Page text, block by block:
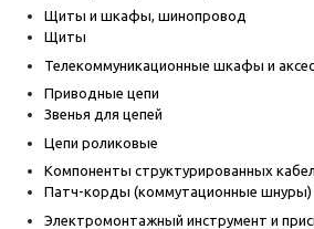
Щиты и шкафы, шинопровод
Щиты
Телекоммуникационные шкафы и
Приводные цепи
Звенья для цепей
Цепи роликовые
Компоненты структурированных
Патч-корды (коммутационные шнуры)
Электромонтажный инструмент и